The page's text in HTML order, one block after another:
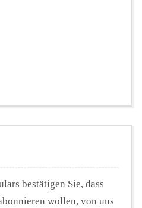
bestätigen Sie, dass
wollen, von uns